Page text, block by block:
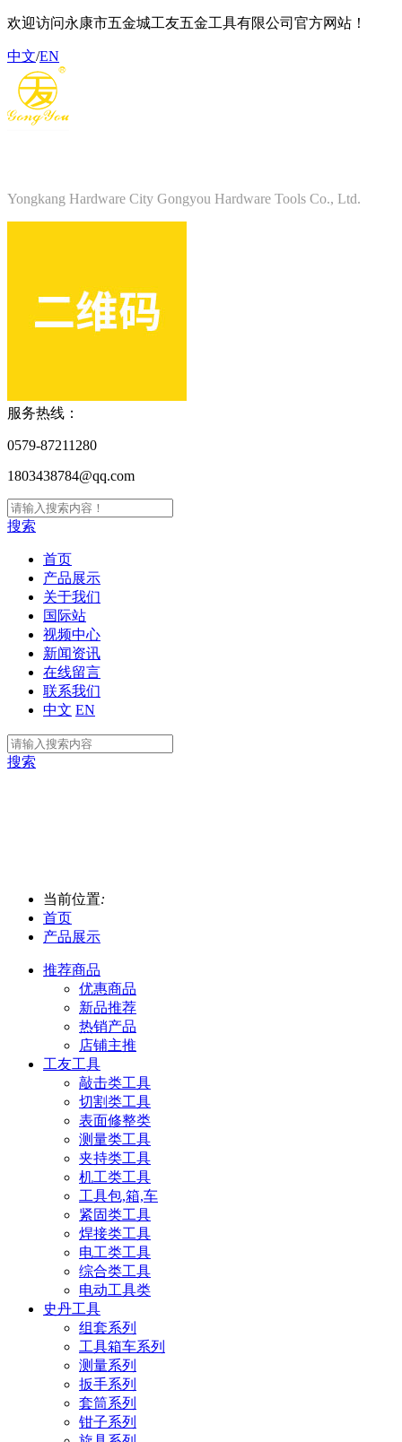
欢迎访问永康市五金城工友五金工具有限公司官方网站！
中文/EN
Yongkang Hardware City Gongyou Hardware Tools Co., Ltd.
服务热线：
0579-87211280
1803438784@qq.com
搜索
首页
产品展示
关于我们
国际站
视频中心
新闻资讯
在线留言
联系我们
中文 EN
搜索
当前位置:
首页
产品展示
推荐商品
优惠商品
新品推荐
热销产品
店铺主推
工友工具
敲击类工具
切割类工具
表面修整类
测量类工具
夹持类工具
机工类工具
工具包,箱,车
紧固类工具
焊接类工具
电工类工具
综合类工具
电动工具类
史丹工具
组套系列
工具箱车系列
测量系列
扳手系列
套筒系列
钳子系列